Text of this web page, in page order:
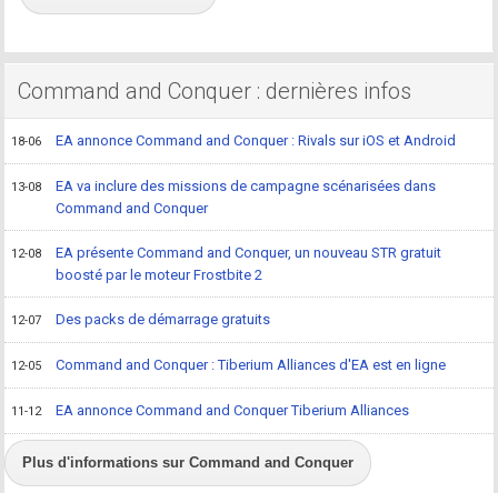
Command and Conquer : dernières infos
18-06 EA annonce Command and Conquer : Rivals sur iOS et Android
13-08
EA va inclure des missions de campagne scénarisées dans
Command and Conquer
12-08
EA présente Command and Conquer, un nouveau STR gratuit
boosté par le moteur Frostbite 2
12-07 Des packs de démarrage gratuits
12-05 Command and Conquer : Tiberium Alliances d'EA est en ligne
11-12 EA annonce Command and Conquer Tiberium Alliances
Plus d'informations sur Command and Conquer